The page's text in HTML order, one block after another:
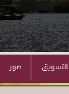
صور التسويق